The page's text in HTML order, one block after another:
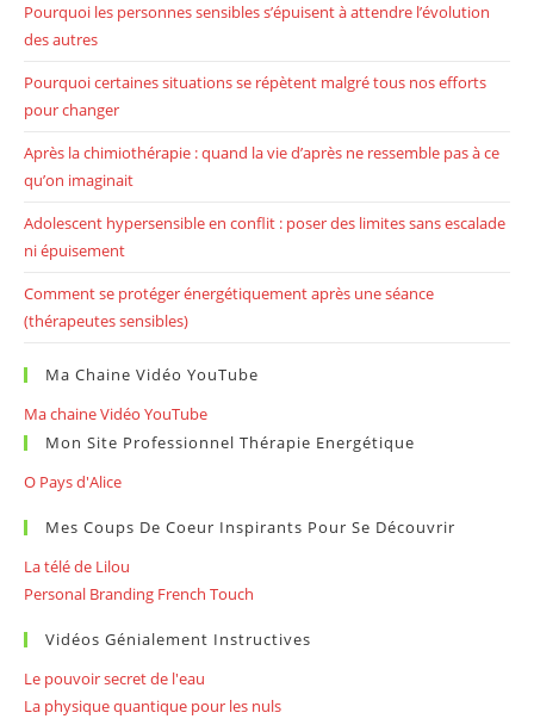
Pourquoi les personnes sensibles s’épuisent à attendre l’évolution
des autres
Pourquoi certaines situations se répètent malgré tous nos efforts
pour changer
Après la chimiothérapie : quand la vie d’après ne ressemble pas à ce
qu’on imaginait
Adolescent hypersensible en conflit : poser des limites sans escalade
ni épuisement
Comment se protéger énergétiquement après une séance
(thérapeutes sensibles)
Ma Chaine Vidéo YouTube
Ma chaine Vidéo YouTube
Mon Site Professionnel Thérapie Energétique
O Pays d'Alice
Mes Coups De Coeur Inspirants Pour Se Découvrir
La télé de Lilou
Personal Branding French Touch
Vidéos Génialement Instructives
Le pouvoir secret de l'eau
La physique quantique pour les nuls